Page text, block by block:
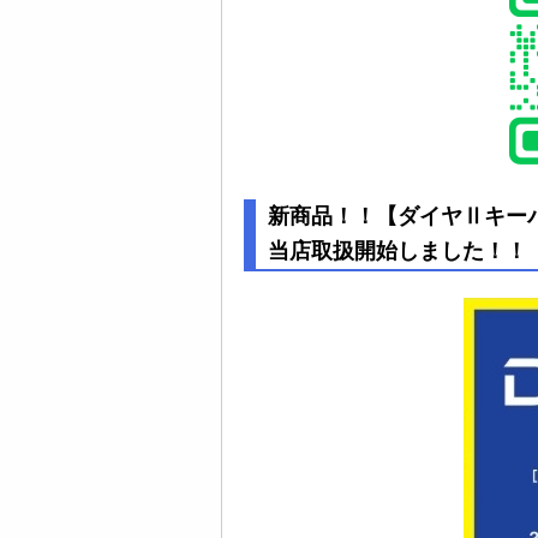
新商品！！【ダイヤⅡキー
当店取扱開始しました！！